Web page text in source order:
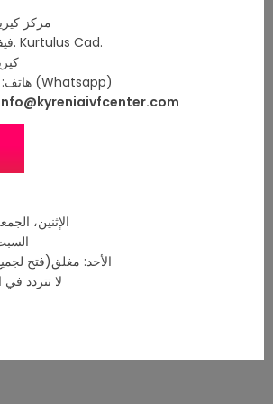
ultrasonography
development follow-
is; It is a needle
ultrasonography
through the vagina
in the ovaries. The
is approximately
fertilization is performed
After the egg is collected,
a rest period of 2-3
them from the
stages, we give double
the drugs to be used.
مركز
فيفزي كاكماك سوك. Kurtulus Cad.
هاتف: 0548873 0873 (Whatsapp)
الإثنين، الجمعة: 09:00 -
السبت: 09:00 -
الأحد: مغلق(فتح
لا تتردد في